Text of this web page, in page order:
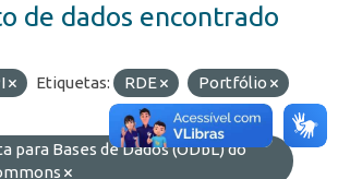
de dados encontrado
Etiquetas: RDE
Portfólio
para Bases de Dados (ODbL) do